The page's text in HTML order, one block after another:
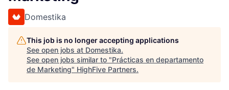
Domestika
This job is no longer accepting applications
See open jobs at Domestika.
See open jobs similar to "Prácticas en departamento
de Marketing" HighFive Partners.